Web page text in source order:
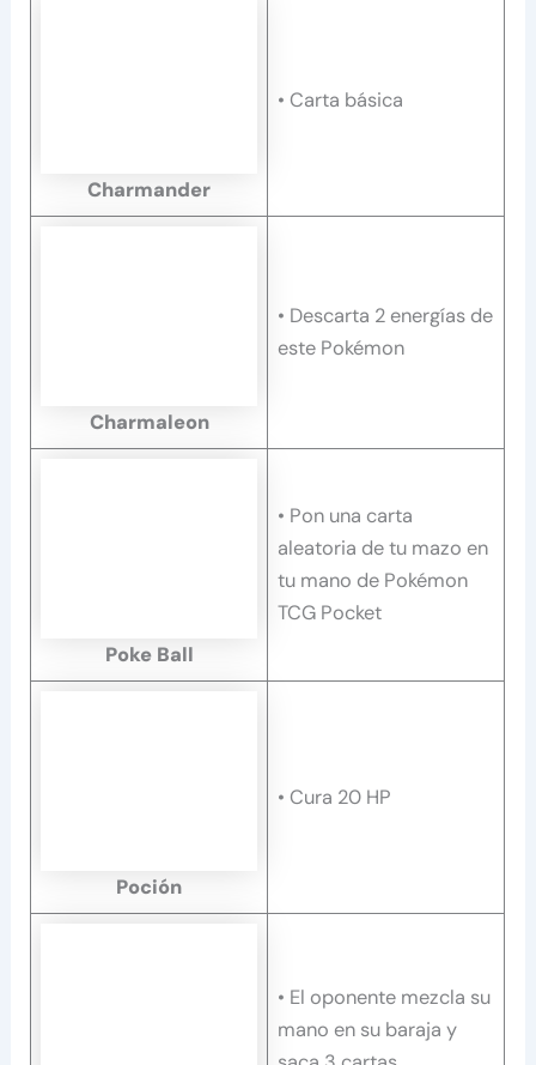
Charmander
• Carta básica
Charmaleon
• Descarta 2 energías de
este Pokémon
Poke Ball
• Pon una carta
aleatoria de tu mazo en
tu mano de Pokémon
TCG Pocket
Poción
• Cura 20 HP
• El oponente mezcla su
mano en su baraja y